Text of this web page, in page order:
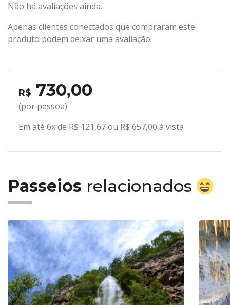
Não há avaliações ainda.
Apenas clientes conectados que compraram este
produto podem deixar uma avaliação.
R$ 730,00
(por pessoa)
Em até 6x de R$ 121,67 ou R$ 657,00 à vista
Passeios relacionados